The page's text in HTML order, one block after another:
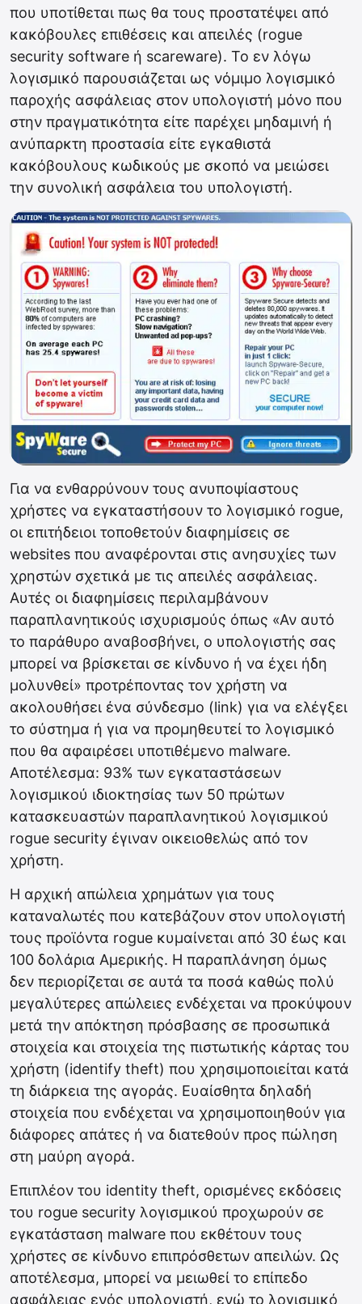
που υποτίθεται πως θα τους προστατέψει από
κακόβουλες επιθέσεις και απειλές (rogue
security software ή scareware). Το εν λόγω
λογισμικό παρουσιάζεται ως νόμιμο λογισμικό
παροχής ασφάλειας στον υπολογιστή μόνο που
στην πραγματικότητα είτε παρέχει μηδαμινή ή
ανύπαρκτη προστασία είτε εγκαθιστά
κακόβουλους κωδικούς με σκοπό να μειώσει
την συνολική ασφάλεια του υπολογιστή.
Για να ενθαρρύνουν τους ανυποψίαστους
χρήστες να εγκαταστήσουν το λογισμικό rogue,
οι επιτήδειοι τοποθετούν διαφημίσεις σε
websites που αναφέρονται στις ανησυχίες των
χρηστών σχετικά με τις απειλές ασφάλειας.
Αυτές οι διαφημίσεις περιλαμβάνουν
παραπλανητικούς ισχυρισμούς όπως «Αν αυτό
το παράθυρο αναβοσβήνει, ο υπολογιστής σας
μπορεί να βρίσκεται σε κίνδυνο ή να έχει ήδη
μολυνθεί» προτρέποντας τον χρήστη να
ακολουθήσει ένα σύνδεσμο (link) για να ελέγξει
το σύστημα ή για να προμηθευτεί το λογισμικό
που θα αφαιρέσει υποτιθέμενο malware.
Αποτέλεσμα: 93% των εγκαταστάσεων
λογισμικού ιδιοκτησίας των 50 πρώτων
κατασκευαστών παραπλανητικού λογισμικού
rogue security έγιναν οικειοθελώς από τον
χρήστη.
Η αρχική απώλεια χρημάτων για τους
καταναλωτές που κατεβάζουν στον υπολογιστή
τους προϊόντα rogue κυμαίνεται από 30 έως και
100 δολάρια Αμερικής. Η παραπλάνηση όμως
δεν περιορίζεται σε αυτά τα ποσά καθώς πολύ
μεγαλύτερες απώλειες ενδέχεται να προκύψουν
μετά την απόκτηση πρόσβασης σε προσωπικά
στοιχεία και στοιχεία της πιστωτικής κάρτας του
χρήστη (identify theft) που χρησιμοποιείται κατά
τη διάρκεια της αγοράς. Ευαίσθητα δηλαδή
στοιχεία που ενδέχεται να χρησιμοποιηθούν για
διάφορες απάτες ή να διατεθούν προς πώληση
στη μαύρη αγορά.
Επιπλέον του identity theft, ορισμένες εκδόσεις
του rogue security λογισμικού προχωρούν σε
εγκατάσταση malware που εκθέτουν τους
χρήστες σε κίνδυνο επιπρόσθετων απειλών. Ως
αποτέλεσμα, μπορεί να μειωθεί το επίπεδο
ασφάλειας ενός υπολογιστή, ενώ το λογισμικό